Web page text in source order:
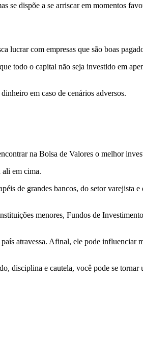
se dispõe a se arriscar em momentos
lucrar com empresas que são boas
todo o capital não seja investido em
em caso de cenários adversos.
na Bolsa de Valores o melhor
ali em cima.
de grandes bancos, do setor varejista
menores, Fundos de
atravessa. Afinal, ele pode influenciar
disciplina e cautela, você pode se